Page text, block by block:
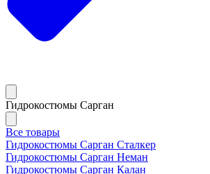
Гидрокостюмы Сарган
Все товары
Гидрокостюмы Сарган Сталкер
Гидрокостюмы Сарган Неман
Гидрокостюмы Сарган Калан